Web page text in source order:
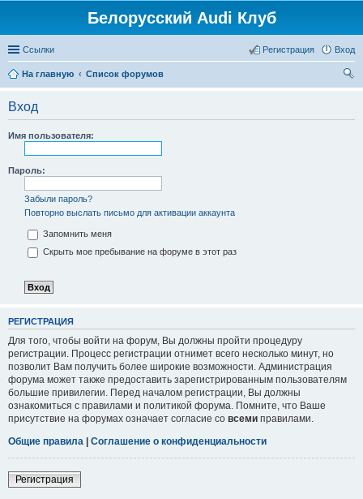
Белорусский Audi Клуб
Ссылки Вход
Регистрация
На главную
Список форумов
Вход
Имя пользователя:
Пароль:
Забыли пароль?
Повторно выслать письмо для активации аккаунта
Запомнить меня
Скрыть мое пребывание на форуме в этот раз
РЕГИСТРАЦИЯ
Для того, чтобы войти на форум, Вы должны пройти процедуру
регистрации. Процесс регистрации отнимет всего несколько минут, но
позволит Вам получить более широкие возможности. Администрация
форума может также предоставить зарегистрированным пользователям
большие привилегии. Перед началом регистрации, Вы должны
ознакомиться с правилами и политикой форума. Помните, что Ваше
присутствие на форумах означает согласие со всеми правилами.
Общие правила | Соглашение о конфиденциальности
Регистрация